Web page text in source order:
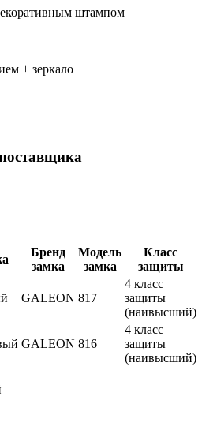
штампом
+ зеркало
Бренд
замка
Модель
замка
Класс
защиты
GALEON 817
4 класс
защиты
(наивысший)
GALEON 816
4 класс
защиты
(наивысший)